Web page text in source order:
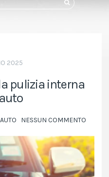
CERCA
2025
pulizia interna
NESSUN COMMENTO